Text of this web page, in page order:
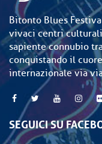
Bitonto Blues
vivaci centri
sapiente connubio
conquistando il
internazionale via
SEGUICI SU